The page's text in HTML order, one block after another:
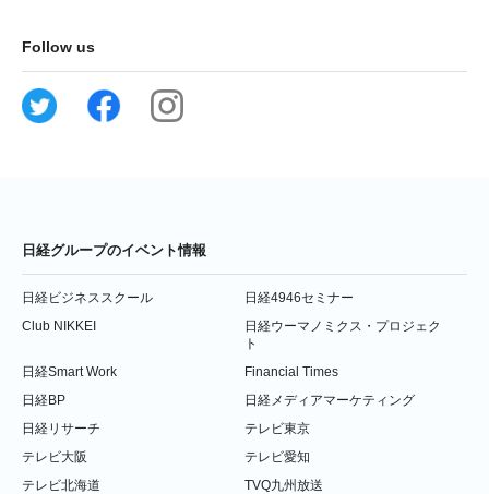
Follow us
日経グループのイベント情報
日経ビジネススクール
日経4946セミナー
Club NIKKEI
日経ウーマノミクス・プロジェク
ト
日経Smart Work
Financial Times
日経BP
日経メディアマーケティング
日経リサーチ
テレビ東京
テレビ大阪
テレビ愛知
テレビ北海道
TVQ九州放送